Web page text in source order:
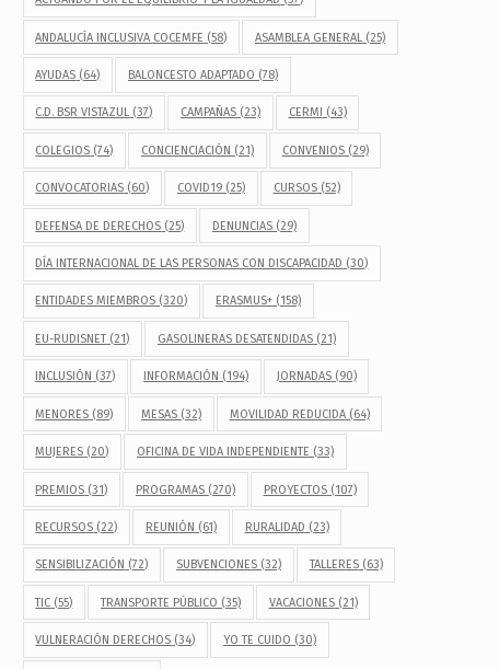
ANDALUCÍA INCLUSIVA COCEMFE (58) ASAMBLEA GENERAL(25)
AYUDAS (64) BALONCESTO ADAPTADO (78)
C.D. BSR VISTAZUL (37) CAMPAÑAS(23) CERMI (43)
COLEGIOS (74) CONCIENCIACIÓN (21) CONVENIOS(29)
CONVOCATORIAS (60) COVID19(25) CURSOS(52)
DEFENSA DE DERECHOS (25) DENUNCIAS(29)
DÍA INTERNACIONAL DE LAS PERSONAS CON DISCAPACIDAD (30)
ENTIDADES MIEMBROS (320) ERASMUS+(158)
EU-RUDISNET (21) GASOLINERAS DESATENDIDAS(21)
INCLUSIÓN (37) INFORMACIÓN (194) JORNADAS(90)
MENORES (89) MESAS(32) MOVILIDAD REDUCIDA(64)
MUJERES (20) OFICINA DE VIDA INDEPENDIENTE (33)
PREMIOS (31) PROGRAMAS(270) PROYECTOS(107)
RECURSOS (22) REUNIÓN (61) RURALIDAD (23)
SENSIBILIZACIÓN (72) SUBVENCIONES(32) TALLERES(63)
TIC (55) TRANSPORTE PÚBLICO (35) VACACIONES(21)
VULNERACIÓN DERECHOS (34) YO TE CUIDO (30)